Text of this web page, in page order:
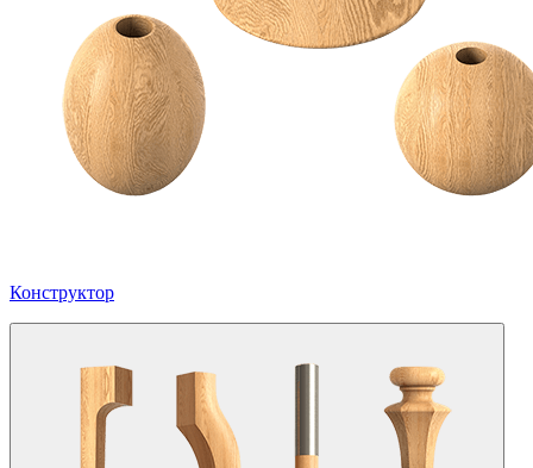
Конструктор